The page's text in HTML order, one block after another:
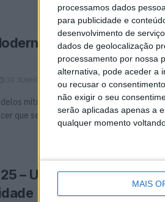
processamos dados
para publicidade e
desenvolvimento de
dados de geolocalização
processamento por nossa
alternativa, pode aceder a
ou recusar o consentimento.
não exigir o seu
serão aplicadas apenas a
qualquer momento
MAIS
– conheça
30 JUNHO, 2019
míticos do passado, associado ao
que se tem expandido na Europa e ...
– Uma pequena